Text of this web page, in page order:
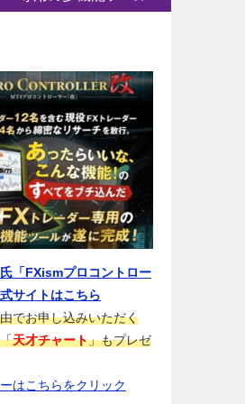
「FXismプロコントロー
サイトはこちら
でお申し込みいただく
天才チャート」もプレゼ
はこちらをクリック